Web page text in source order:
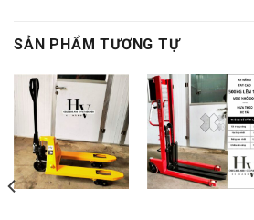
SẢN PHẨM TƯƠNG TỰ